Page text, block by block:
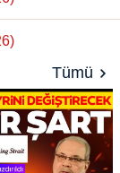
Tümü